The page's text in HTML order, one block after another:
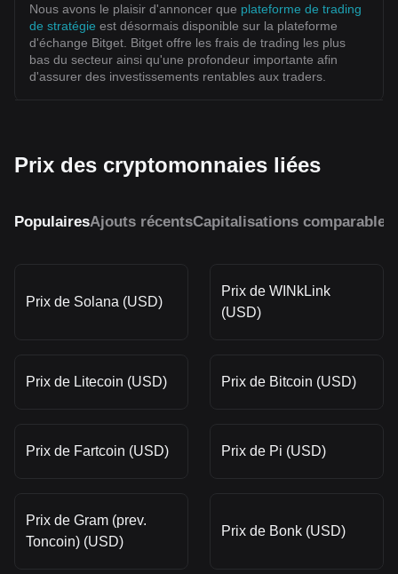
Nous avons le plaisir d'annoncer que plateforme de trading
de stratégie est désormais disponible sur la plateforme
d'échange Bitget. Bitget offre les frais de trading les plus
bas du secteur ainsi qu'une profondeur importante afin
d'assurer des investissements rentables aux traders.
Prix des cryptomonnaies liées
PopulairesAjouts récentsCapitalisations comparables
Prix de Solana (USD)
Prix de WINkLink
(USD)
Prix de Litecoin (USD) Prix de Bitcoin (USD)
Prix de Fartcoin (USD) Prix de Pi (USD)
Prix de Gram (prev.
Toncoin) (USD)
Prix de Bonk (USD)